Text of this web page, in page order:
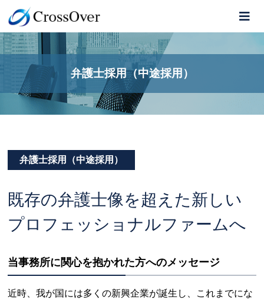
弁護士採用（中途採用）
弁護士採用（中途採用）
既存の弁護士像を超えた新しい
プロフェッショナルファームへ
当事務所に関心を抱かれた方へのメッセージ
近時、我が国には多くの新興企業が誕生し、これまでにな